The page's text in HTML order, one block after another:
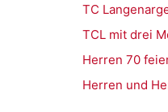
TC
TCL mit drei
Herren 70
Herren und